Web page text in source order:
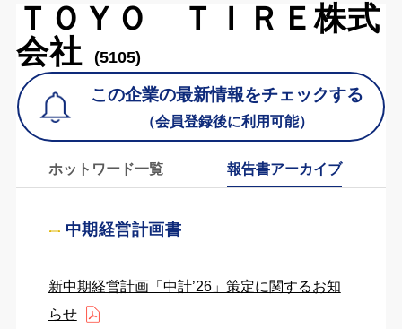
ＴＯＹＯ ＴＩＲＥ株式
会社
(5105)
この企業の最新情報をチェックする
（会員登録後に利用可能）
ホットワード一覧 報告書アーカイブ
中期経営計画書
新中期経営計画「中計’26」策定に関するお知
らせ